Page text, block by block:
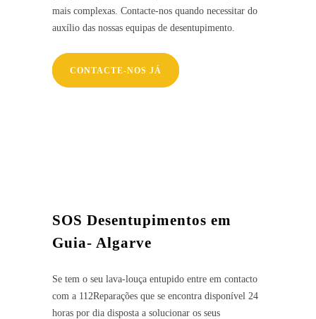
mais complexas. Contacte-nos quando necessitar do
auxílio das nossas equipas de desentupimento.
CONTACTE-NOS JÁ
SOS Desentupimentos em
Guia- Algarve
Se tem o seu lava-louça entupido entre em contacto
com a 112Reparações que se encontra disponível 24
horas por dia disposta a solucionar os seus